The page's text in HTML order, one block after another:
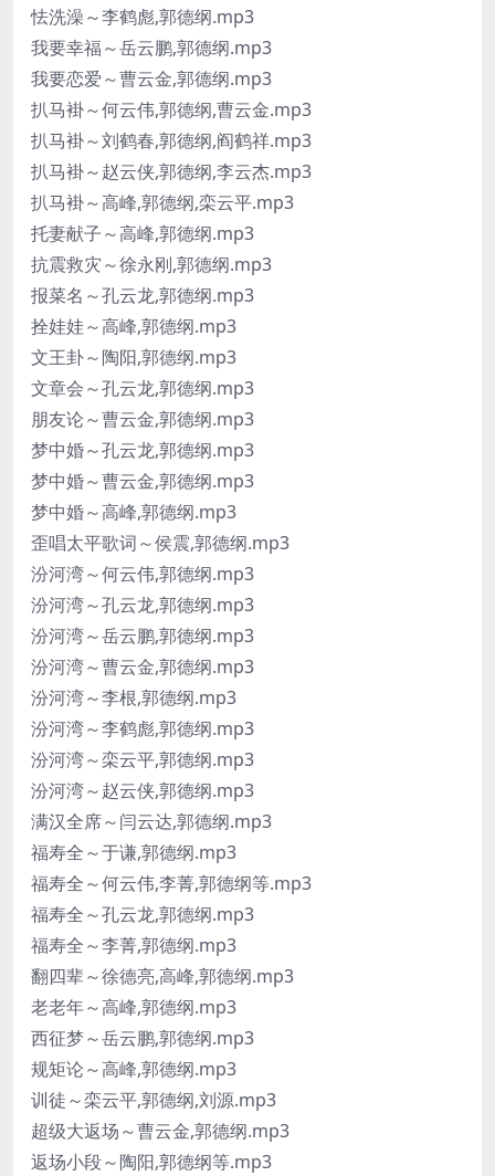
怯洗澡～李鹤彪,郭德纲.mp3
我要幸福～岳云鹏,郭德纲.mp3
我要恋爱～曹云金,郭德纲.mp3
扒马褂～何云伟,郭德纲,曹云金.mp3
扒马褂～刘鹤春,郭德纲,阎鹤祥.mp3
扒马褂～赵云侠,郭德纲,李云杰.mp3
扒马褂～高峰,郭德纲,栾云平.mp3
托妻献子～高峰,郭德纲.mp3
抗震救灾～徐永刚,郭德纲.mp3
报菜名～孔云龙,郭德纲.mp3
拴娃娃～高峰,郭德纲.mp3
文王卦～陶阳,郭德纲.mp3
文章会～孔云龙,郭德纲.mp3
朋友论～曹云金,郭德纲.mp3
梦中婚～孔云龙,郭德纲.mp3
梦中婚～曹云金,郭德纲.mp3
梦中婚～高峰,郭德纲.mp3
歪唱太平歌词～侯震,郭德纲.mp3
汾河湾～何云伟,郭德纲.mp3
汾河湾～孔云龙,郭德纲.mp3
汾河湾～岳云鹏,郭德纲.mp3
汾河湾～曹云金,郭德纲.mp3
汾河湾～李根,郭德纲.mp3
汾河湾～李鹤彪,郭德纲.mp3
汾河湾～栾云平,郭德纲.mp3
汾河湾～赵云侠,郭德纲.mp3
满汉全席～闫云达,郭德纲.mp3
福寿全～于谦,郭德纲.mp3
福寿全～何云伟,李菁,郭德纲等.mp3
福寿全～孔云龙,郭德纲.mp3
福寿全～李菁,郭德纲.mp3
翻四辈～徐德亮,高峰,郭德纲.mp3
老老年～高峰,郭德纲.mp3
西征梦～岳云鹏,郭德纲.mp3
规矩论～高峰,郭德纲.mp3
训徒～栾云平,郭德纲,刘源.mp3
超级大返场～曹云金,郭德纲.mp3
返场小段～陶阳,郭德纲等.mp3